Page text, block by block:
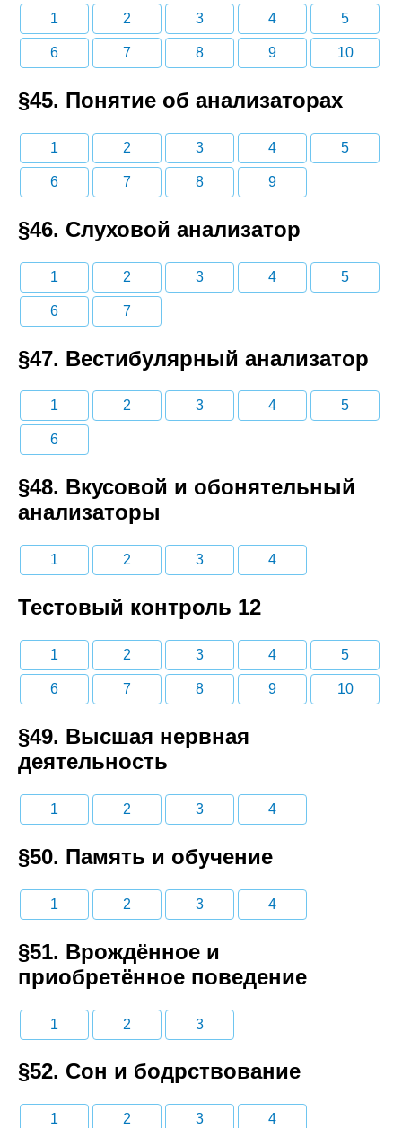
1 2 3 4 5
6 7 8 9 10
§45. Понятие об анализаторах
1 2 3 4 5
6 7 8 9
§46. Слуховой анализатор
1 2 3 4 5
6 7
§47. Вестибулярный анализатор
1 2 3 4 5
6
§48. Вкусовой и обонятельный
анализаторы
1 2 3 4
Тестовый контроль 12
1 2 3 4 5
6 7 8 9 10
§49. Высшая нервная
деятельность
1 2 3 4
§50. Память и обучение
1 2 3 4
§51. Врождённое и
приобретённое поведение
1 2 3
§52. Сон и бодрствование
1 2 3 4